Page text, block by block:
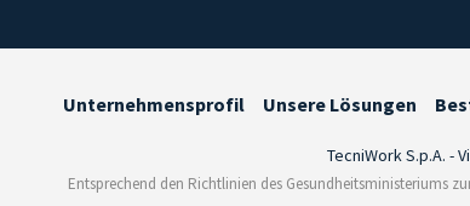
Unternehmensprofil Unsere Lösungen
TecniWork S.p.A. -
Entsprechend den Richtlinien des Gesundheitsministeriums